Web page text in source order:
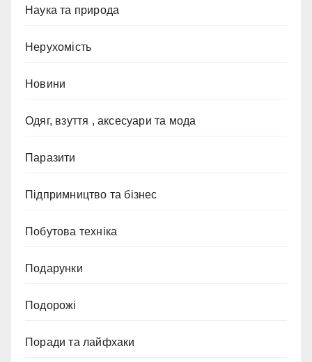
Наука та природа
Нерухомість
Новини
Одяг, взуття , аксесуари та мода
Паразити
Підпримництво та бізнес
Побутова техніка
Подарунки
Подорожі
Поради та лайфхаки